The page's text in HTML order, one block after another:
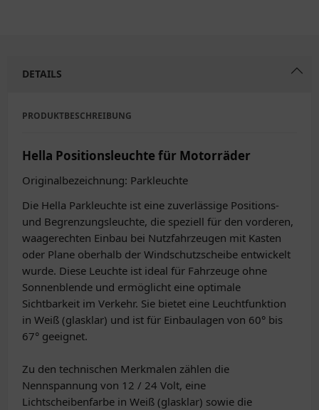
DETAILS
PRODUKTBESCHREIBUNG
Hella Positionsleuchte für Motorräder
Originalbezeichnung: Parkleuchte
Die Hella Parkleuchte ist eine zuverlässige Positions-
und Begrenzungsleuchte, die speziell für den vorderen,
waagerechten Einbau bei Nutzfahrzeugen mit Kasten
oder Plane oberhalb der Windschutzscheibe entwickelt
wurde. Diese Leuchte ist ideal für Fahrzeuge ohne
Sonnenblende und ermöglicht eine optimale
Sichtbarkeit im Verkehr. Sie bietet eine Leuchtfunktion
in Weiß (glasklar) und ist für Einbaulagen von 60° bis
67° geeignet.
Zu den technischen Merkmalen zählen die
Nennspannung von 12 / 24 Volt, eine
Lichtscheibenfarbe in Weiß (glasklar) sowie die